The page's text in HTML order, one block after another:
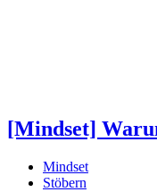
[Mindset]
Mindset
Stöbern